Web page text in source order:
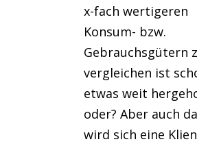
x-fach wertigeren
Konsum- bzw.
Gebrauchsgütern
vergleichen ist
etwas weit
oder? Aber auch
wird sich eine